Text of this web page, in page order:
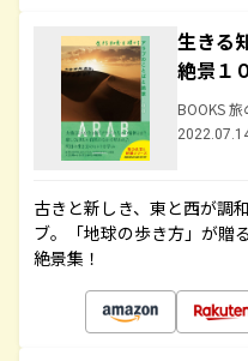
生きる
絶景１
BOOKS
古きと新しき、東と西が調
ブ。「地球の歩き方」が贈
絶景集！